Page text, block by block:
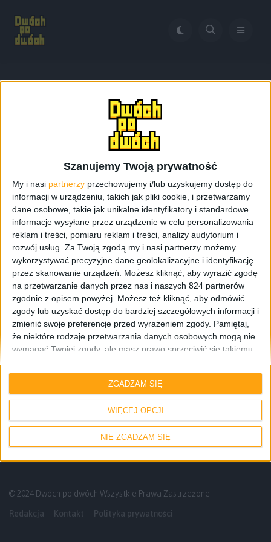
Szanujemy Twoją prywatność
My i nasi partnerzy przechowujemy i/lub uzyskujemy dostęp do
informacji w urządzeniu, takich jak pliki cookie, i przetwarzamy
dane osobowe, takie jak unikalne identyfikatory i standardowe
informacje wysyłane przez urządzenie w celu personalizowania
reklam i treści, pomiaru reklam i treści, analizy audytorium i
rozwój usług. Za Twoją zgodą my i nasi partnerzy możemy
wykorzystywać precyzyjne dane geolokalizacyjne i identyfikację
przez skanowanie urządzeń. Możesz kliknąć, aby wyrazić zgodę
na przetwarzanie danych przez nas i naszych 824 partnerów
zgodnie z opisem powyżej. Możesz też kliknąć, aby odmówić
zgody lub uzyskać dostęp do bardziej szczegółowych informacji i
zmienić swoje preferencje przed wyrażeniem zgody. Pamiętaj,
że niektóre rodzaje przetwarzania danych osobowych mogą nie
wymagać Twojej zgody, ale masz prawo sprzeciwić się takiemu
do tej witryny. Możesz w dowolnym momencie zmienić swoje
preferencje lub wycofać zgodę, wracając na tę stronę i klikając
przycisk "Prywatność" na dole strony.
WIĘCEJ OPCJI
NIE ZGADZAM SIĘ
ZGADZAM SIĘ
Google I/O 2024
Google I/O 2024
Funkcje Galaxy AI dla „starszych” i płyta
na całego Netflixa – Ping Tygodniowy #14
© 2024 Dwóch po dwóch Wszystkie Prawa Zastrzeżone
Redakcja Kontakt Polityka prywatności